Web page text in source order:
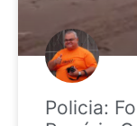
Policia: